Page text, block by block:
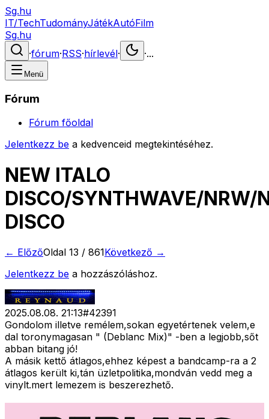
Sg.hu
IT/TechTudományJátékAutóFilm
Sg.hu
·fórum·RSS·hírlevél· ·...
Menü
Fórum
Fórum főoldal
Jelentkezz be a kedvenceid megtekintéséhez.
NEW ITALO
DISCO/SYNTHWAVE/NRW/
DISCO
← ElőzőOldal 13 / 861Következő →
Jelentkezz be a hozzászóláshoz.
2025.08.08. 21:13#42391
Gondolom illetve remélem,sokan egyetértenek velem,e
dal toronymagasan " (Deblanc Mix)" -ben a legjobb,sőt
abban bitang jó!
A másik kettő átlagos,ehhez képest a bandcamp-ra a 2
átlagos került ki,tán üzletpolitika,mondván vedd meg a
vinylt.mert lemezem is beszerezhető.